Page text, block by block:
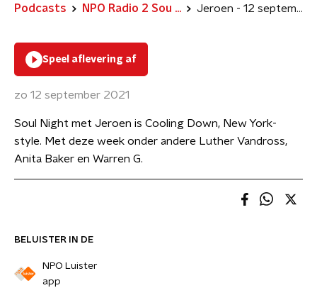
Podcasts NPO Radio 2 Sou ... Jeroen - 12 september 2021
BELUISTER IN DE
NPO Luister
app
Speel aflevering af
zo 12 september 2021
Soul Night met Jeroen is Cooling Down, New York-
style. Met deze week onder andere Luther Vandross,
Anita Baker en Warren G.